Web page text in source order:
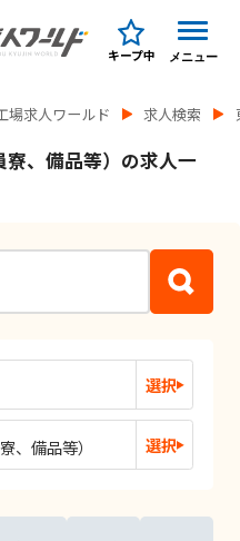
キープ中 メニュー
場求人ワールド 求人検索
、備品等）の求人一
選択
、備品等） 選択